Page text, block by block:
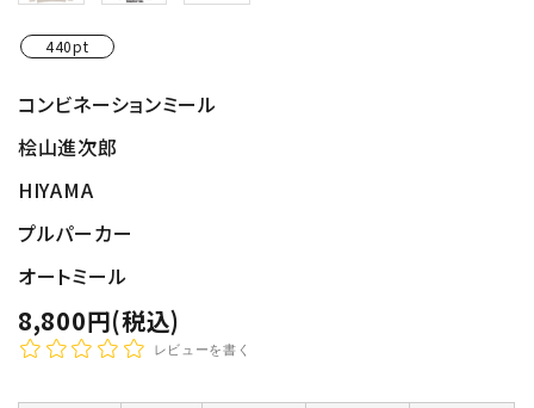
440pt
コンビネーションミール
桧山進次郎
HIYAMA
プルパーカー
オートミール
8,800円(税込)
レビューを書く